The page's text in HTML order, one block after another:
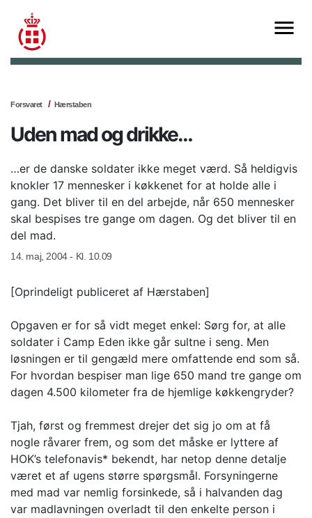
Forsvaret Hærstaben
Uden mad og drikke…
…er de danske soldater ikke meget værd. Så heldigvis
knokler 17 mennesker i køkkenet for at holde alle i
gang. Det bliver til en del arbejde, når 650 mennesker
skal bespises tre gange om dagen. Og det bliver til en
del mad.
14. maj, 2004 - Kl. 10.09
[Oprindeligt publiceret af Hærstaben]
Opgaven er for så vidt meget enkel: Sørg for, at alle
soldater i Camp Eden ikke går sultne i seng. Men
løsningen er til gengæld mere omfattende end som så.
For hvordan bespiser man lige 650 mand tre gange om
dagen 4.500 kilometer fra de hjemlige køkkengryder?
Tjah, først og fremmest drejer det sig jo om at få
nogle råvarer frem, og som det måske er lyttere af
HOK’s telefonavis* bekendt, har netop denne detalje
været et af ugens større spørgsmål. Forsyningerne
med mad var nemlig forsinkede, så i halvanden dag
var madlavningen overladt til den enkelte person i